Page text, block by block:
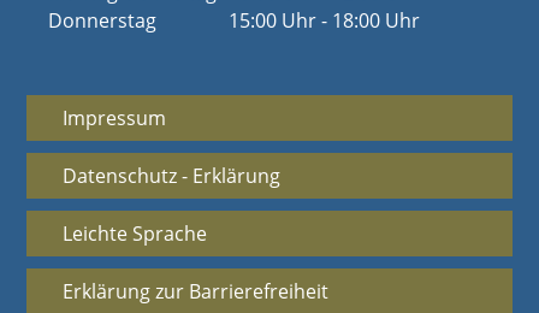
Donnerstag
15:00 Uhr - 18:00 Uhr
Impressum
Datenschutz - Erklärung
Leichte Sprache
Erklärung zur Barrierefreiheit